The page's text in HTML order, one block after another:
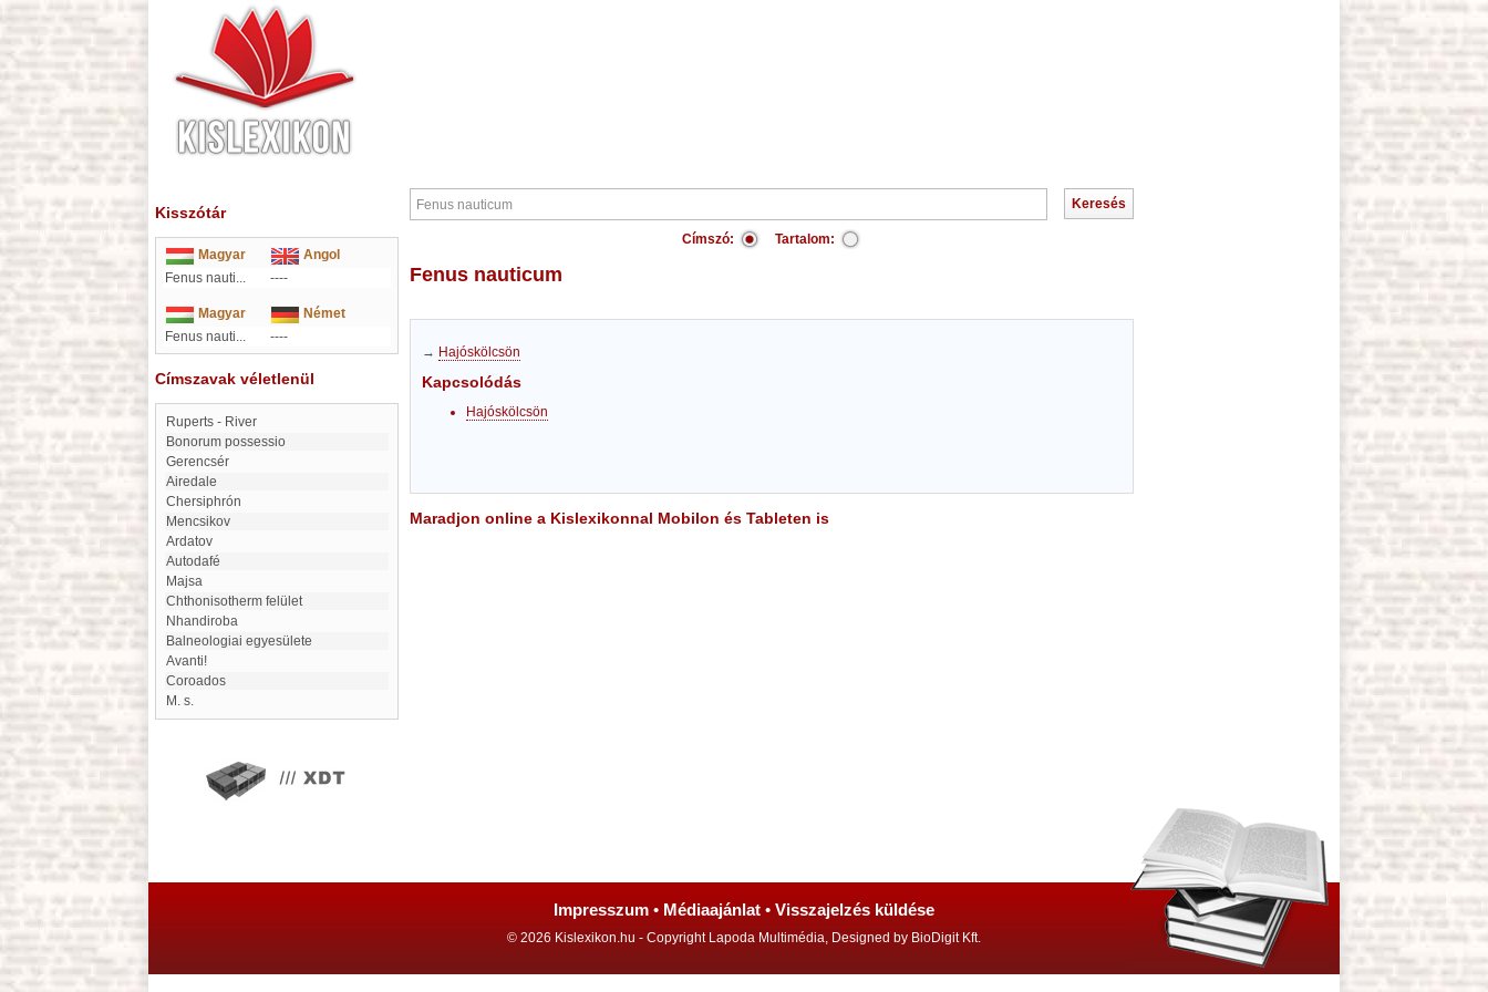
Kisszótár
Magyar
Angol
Fenus nauti...
----
Magyar
Német
Fenus nauti...
----
Címszavak véletlenül
Ruperts - River
Bonorum possessio
Gerencsér
airedale
Chersiphrón
Mencsikov
Ardatov
autodafé
Majsa
Chthonisotherm felület
Nhandiroba
Balneologiai egyesülete
avanti!
Coroados
m. s.
Címszó: Tartalom:
Fenus nauticum
→ Hajóskölcsön
Kapcsolódás
Hajóskölcsön
Maradjon online a Kislexikonnal Mobilon és Tableten is
Impresszum • Médiaajánlat • Visszajelzés küldése
© 2026 Kislexikon.hu - Copyright Lapoda Multimédia, Designed by BioDigit Kft.